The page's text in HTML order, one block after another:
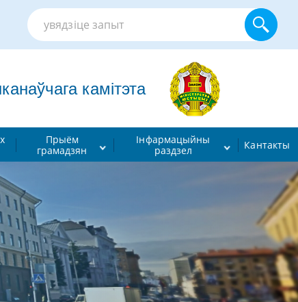
камітэта
Прыём
грамадзян
Інфармацыйны
раздзел
Кантакты